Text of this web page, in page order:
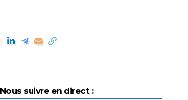
Nous suivre en direct :